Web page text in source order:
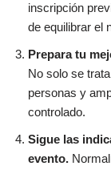
inscripción
de equilibrar el
Prepara tu
No solo se
personas y
controlado.
Sigue las
evento.